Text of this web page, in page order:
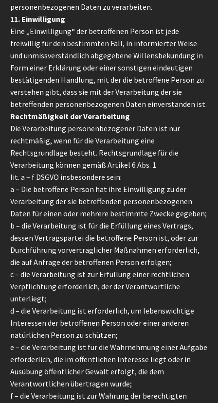
personenbezogenen Daten zu verarbeiten.
11. Einwilligung
Eine „Einwilligung“ der betroffenen Person ist jede
freiwillig für den bestimmten Fall, in informierter Weise
und unmissverständlich abgegebene Willensbekundung in
Form einer Erklärung oder einer sonstigen eindeutigen
bestätigenden Handlung, mit der die betroffene Person zu
verstehen gibt, dass sie mit der Verarbeitung der sie
betreffenden personenbezogenen Daten einverstanden ist.
Rechtmäßigkeit der Verarbeitung
Die Verarbeitung personenbezogener Daten ist nur
rechtmäßig, wenn für die Verarbeitung eine
Rechtsgrundlage besteht. Rechtsgrundlage für die
Verarbeitung können gemäß Artikel 6 Abs. 1
lit. a – f DSGVO insbesondere sein:
a – Die betroffene Person hat ihre Einwilligung zu der
Verarbeitung der sie betreffenden personenbezogenen
Daten für einen oder mehrere bestimmte Zwecke gegeben;
b – die Verarbeitung ist für die Erfüllung eines Vertrags,
dessen Vertragspartei die betroffene Person ist, oder zur
Durchführung vorvertraglicher Maßnahmen erforderlich,
die auf Anfrage der betroffenen Person erfolgen;
c – die Verarbeitung ist zur Erfüllung einer rechtlichen
Verpflichtung erforderlich, der der Verantwortliche
unterliegt;
d – die Verarbeitung ist erforderlich, um lebenswichtige
Interessen der betroffenen Person oder einer anderen
natürlichen Person zu schützen;
e – die Verarbeitung ist für die Wahrnehmung einer Aufgabe
erforderlich, die im öffentlichen Interesse liegt oder in
Ausübung öffentlicher Gewalt erfolgt, die dem
Verantwortlichen übertragen wurde;
f – die Verarbeitung ist zur Wahrung der berechtigten